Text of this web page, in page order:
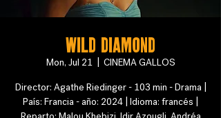
Wild Diamond
Mon, Jul 21
  |
CINEMA GALLOS
Director: Agathe Riedinger - 103 min - Drama |
País: Francia - año: 2024 | Idioma: francés |